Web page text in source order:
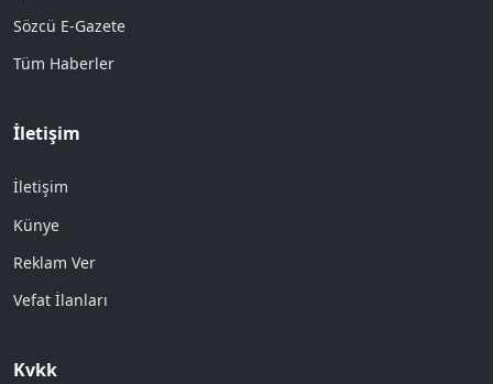
Sözcü E-Gazete
Tüm Haberler
İletişim
İletişim
Künye
Reklam Ver
Vefat İlanları
Kvkk